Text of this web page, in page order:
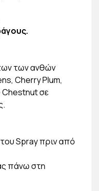
των ανθών
Cherry Plum,
Chestnut σε
Spray πριν από
πάνω στη